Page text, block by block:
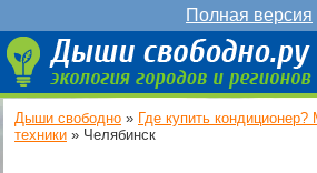
Полная версия
Дыши свободно » Где купить
техники » Челябинск